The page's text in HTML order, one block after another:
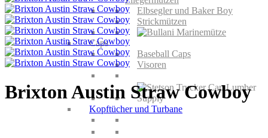
Elbsegler und Baker Boy
Strickmützen
Caps
Baseball Caps
Visoren
Kopftücher und Turbane
Brixton Austin Straw Cowboy